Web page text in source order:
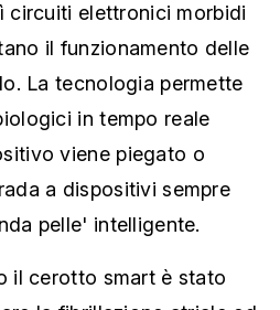
circuiti elettronici morbidi
il funzionamento delle
La tecnologia permette
in tempo reale
viene piegato o
a dispositivi sempre
pelle' intelligente.
il cerotto smart è stato